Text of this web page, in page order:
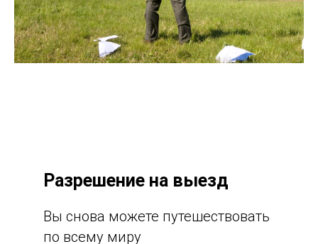
Разрешение на выезд
Вы снова можете путешествовать
по всему миру